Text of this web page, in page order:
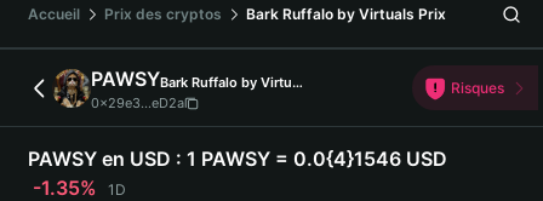
Français
Deutsch
简体中文
繁體中文
Português (Portugal)
Bahasa Indonesia
ภาษาไทย
Accueil Prix des cryptos Bark Ruffalo by Virtuals Prix
PAWSY
Bark Ruffalo by Virtuals
0x29e3...eD2a
Risques
PAWSY en USD : 1 PAWSY = 0.0{4}1546 USD
-1.35%
1D